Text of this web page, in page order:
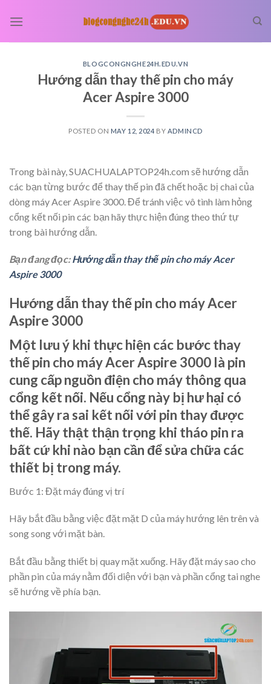
BLOGCONGNGHE24H.EDU.VN
Hướng dẫn thay thế pin cho máy
Acer Aspire 3000
POSTED ON MAY 12, 2024 BY ADMINCD
Trong bài này, SUACHUALAPTOP24h.com sẽ hướng dẫn
các bạn từng bước để thay thế pin đã chết hoặc bị chai của
dòng máy Acer Aspire 3000. Để tránh việc vô tình làm hỏng
cổng kết nối pin các bạn hãy thực hiện đúng theo thứ tự
trong bài hướng dẫn.
Bạn đang đọc:Hướng dẫn thay thế pin cho máy Acer
Aspire 3000
Hướng dẫn thay thế pin cho máy Acer
Aspire 3000
Một lưu ý khi thực hiện các bước thay
thế pin cho máy Acer Aspire 3000 là pin
cung cấp nguồn điện cho máy thông qua
cổng kết nối. Nếu cổng này bị hư hại có
thể gây ra sai kết nối với pin thay được
thế. Hãy thật thận trọng khi tháo pin ra
bất cứ khi nào bạn cần để sửa chữa các
thiết bị trong máy.
Bước 1: Đặt máy đúng vị trí
Hãy bắt đầu bằng việc đặt mặt D của máy hướng lên trên và
song song với mặt bàn.
Bắt đầu bằng thiết bị quay mặt xuống. Hãy đặt máy sao cho
phần pin của máy nằm đối diện với bạn và phần cổng tai nghe
sẽ hướng về phía bạn.